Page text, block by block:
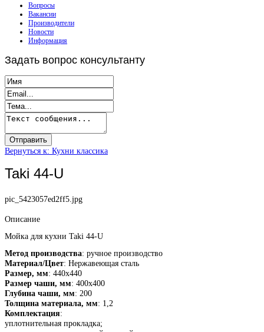
Вопросы
Вакансии
Производители
Новости
Информация
Задать вопрос консультанту
Вернуться к: Кухни классика
Taki 44-U
pic_5423057ed2ff5.jpg
Описание
Мойка для кухни Taki 44-U
Метод производства: ручное производство
Материал/Цвет: Нержавеющая сталь
Размер, мм: 440х440
Размер чаши, мм: 400х400
Глубина чаши, мм: 200
Толщина материала, мм: 1,2
Комплектация:
уплотнительная прокладка;